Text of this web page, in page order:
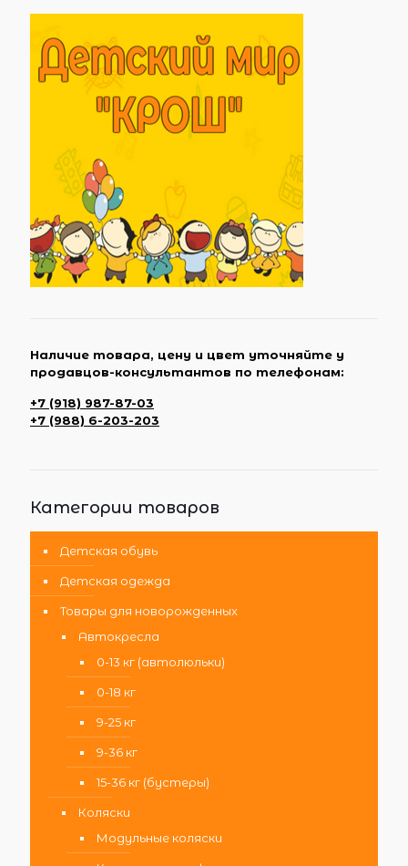
Наличие товара, цену и цвет уточняйте у
продавцов-консультантов по телефонам:
+7 (918) 987-87-03
+7 (988) 6-203-203
Категории товаров
Детская обувь
Детская одежда
Товары для новорожденных
Автокресла
0-13 кг (автолюльки)
0-18 кг
9-25 кг
9-36 кг
15-36 кг (бустеры)
Коляски
Модульные коляски